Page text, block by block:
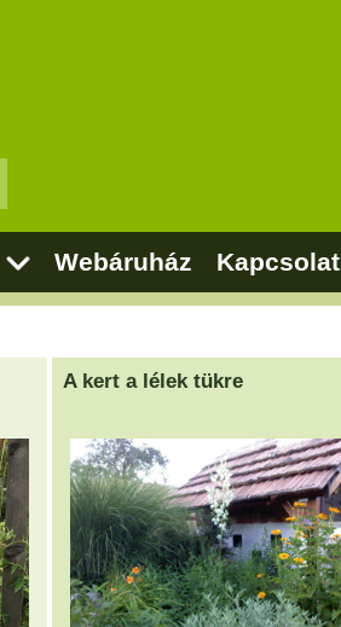
Webáruház Kapcsolat
A kert a lélek tükre